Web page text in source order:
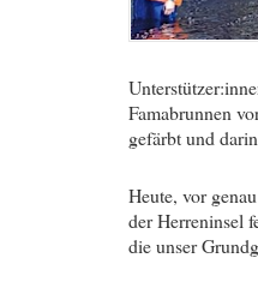
Famabrunnen
gefärbt und
Heute, vor
der Herreninsel
die unser